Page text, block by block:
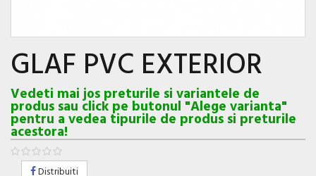
GLAF PVC EXTERIOR
Vedeti mai jos preturile si variantele de
produs sau click pe butonul "Alege varianta"
pentru a vedea tipurile de produs si preturile
acestora!
Distribuiti